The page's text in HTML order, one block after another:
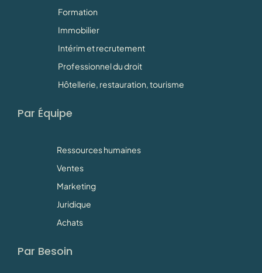
Formation
Immobilier
Intérim et recrutement
Professionnel du droit
Hôtellerie, restauration, tourisme
Par Équipe
Ressources humaines
Ventes
Marketing
Juridique
Achats
Par Besoin